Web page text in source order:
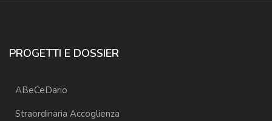
PROGETTI E DOSSIER
ABeCeDario
Straordinaria Accoglienza